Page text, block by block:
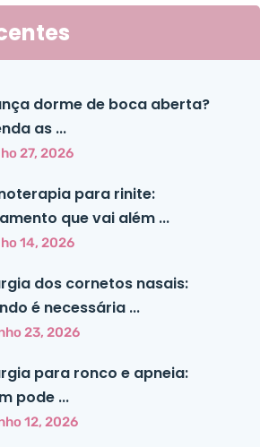
dorme de boca aberta?
as ...
27, 2026
para rinite:
que vai além ...
14, 2026
dos cornetos nasais:
é necessária ...
23, 2026
para ronco e apneia:
pode ...
12, 2026